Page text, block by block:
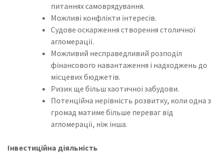
питаннях самоврядування.
Можливі конфлікти інтересів.
Судове оскарження створення столичної
агломерації.
Можливий несправедливий розподіл
фінансового навантаження і надходжень до
місцевих бюджетів.
Ризик ще більш хаотичної забудови.
Потенційна нерівність розвитку, коли одна з
громад матиме більше переваг від
агломерації, ніж інша.
Інвестиційна діяльність